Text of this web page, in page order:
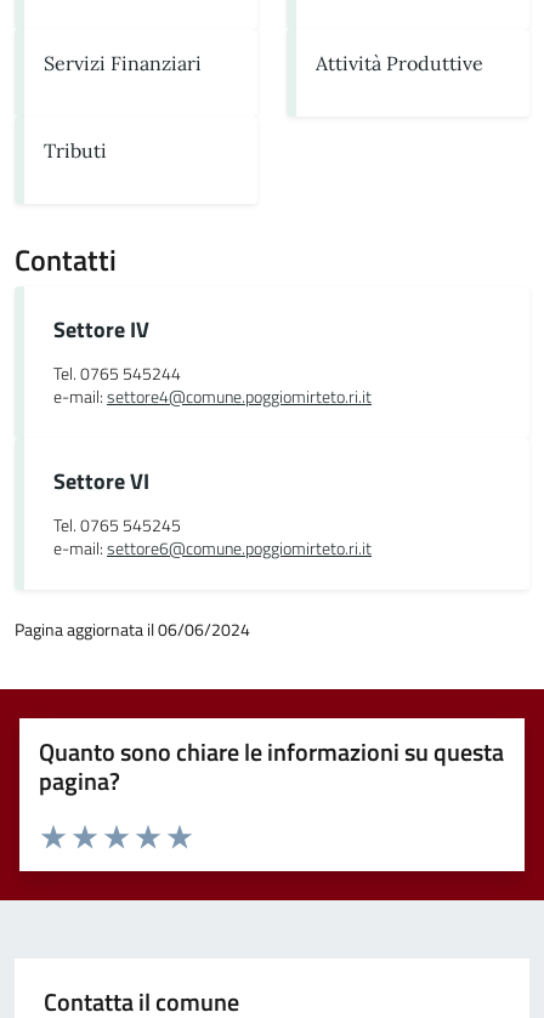
Servizi Finanziari Attività Produttive
Tributi
Contatti
Settore IV
Tel. 0765 545244
e-mail:settore4@comune.poggiomirteto.ri.it
Settore VI
Tel. 0765 545245
e-mail:settore6@comune.poggiomirteto.ri.it
Pagina aggiornata il 06/06/2024
Quanto sono chiare le informazioni su questa
pagina?
Valuta 5 stelle su 5
Valuta 4 stelle su 5
Valuta 3 stelle su 5
Valuta 2 stelle su 5
Valuta 1 stelle su 5
Contatta il comune